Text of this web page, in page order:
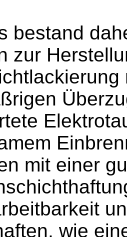
bestand
zur
mit einer
wie